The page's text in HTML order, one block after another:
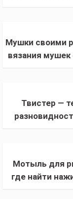
Мушки своими
вязания мушек
Твистер —
Мотыль для
где найти